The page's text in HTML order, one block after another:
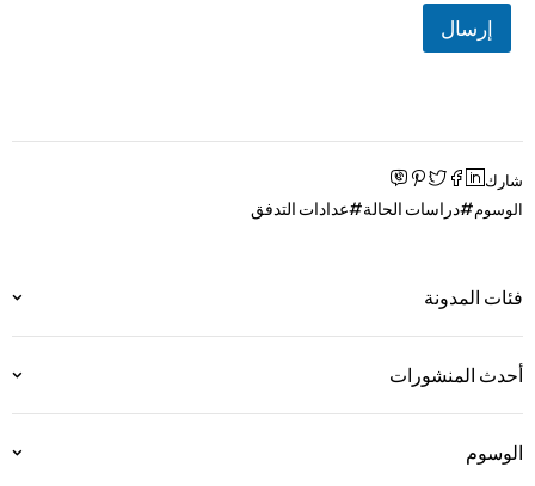
إرسال
شارك
الوسوم
دراسات الحالة عدادات التدفق
فئات المدونة
أحدث المنشورات
الوسوم